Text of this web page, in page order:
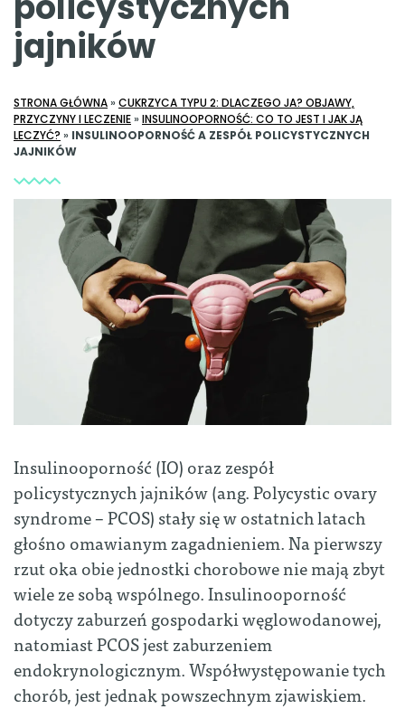
jajników
STRONA GŁÓWNA» CUKRZYCA TYPU 2: DLACZEGO JA? OBJAWY,
PRZYCZYNY I LECZENIE» INSULINOOPORNOŚĆ: CO TO JEST I JAK JĄ
LECZYĆ? » INSULINOOPORNOŚĆ A ZESPÓŁ POLICYSTYCZNYCH
JAJNIKÓW
Insulinooporność (IO) oraz zespół
policystycznych jajników (ang. Polycystic ovary
syndrome – PCOS) stały się w ostatnich latach
głośno omawianym zagadnieniem. Na pierwszy
rzut oka obie jednostki chorobowe nie mają zbyt
wiele ze sobą wspólnego. Insulinooporność
dotyczy zaburzeń gospodarki węglowodanowej,
natomiast PCOS jest zaburzeniem
endokrynologicznym. Współwystępowanie tych
chorób, jest jednak powszechnym zjawiskiem.